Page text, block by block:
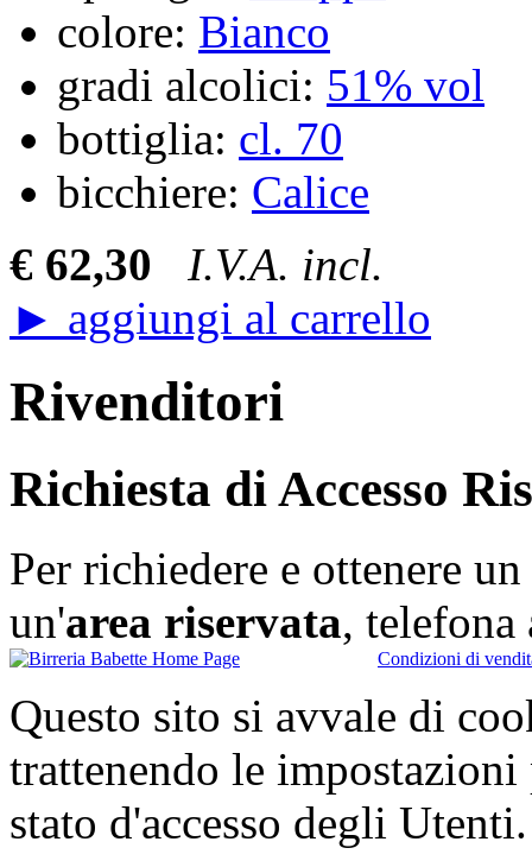
colore: Bianco
gradi alcolici: 51% vol
bottiglia: cl. 70
bicchiere: Calice
€ 62,30
I.V.A. incl.
► aggiungi al carrello
Rivenditori
Richiesta di Accesso
Per richiedere e ottenere un
un'area riservata,
Condizioni di
Questo sito si avvale di
trattenendo le
stato d'accesso degli Utenti.